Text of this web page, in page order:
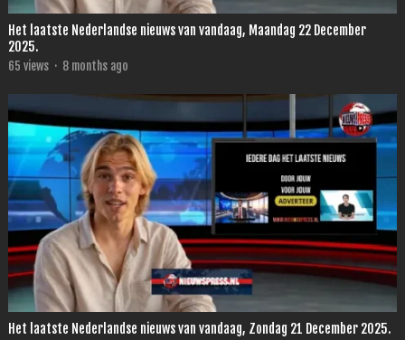
Het laatste Nederlandse nieuws van vandaag, Maandag 22 December
2025.
65 views · 8 months ago
Het laatste Nederlandse nieuws van vandaag, Zondag 21 December 2025.